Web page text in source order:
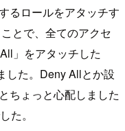
るロールをアタッチす
とで、全てのアクセ
」をアタッチした
した。Deny Allとか設
ちょっと心配しました
た。